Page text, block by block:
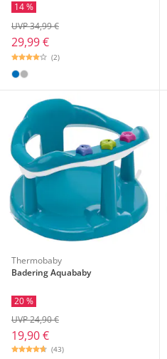
14 %
29,99 €
UVP 34,99 €
(2)
Thermobaby
Badering Aquababy
20 %
19,90 €
UVP 24,90 €
(43)